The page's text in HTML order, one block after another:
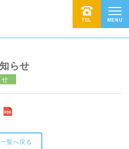
TEL MENU
せ
らせ
一覧へ戻る